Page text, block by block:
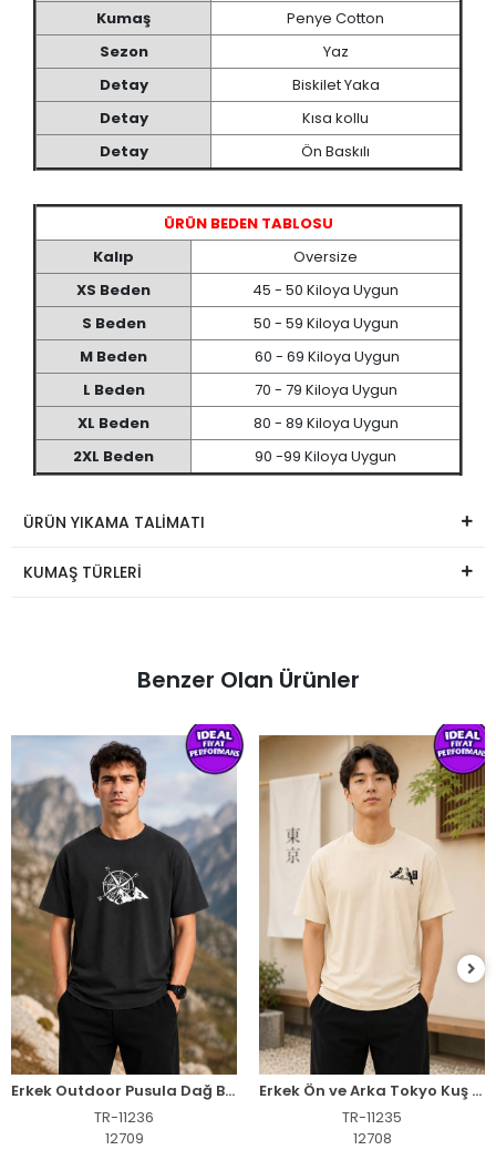
Kumaş
Penye Cotton
Sezon
Yaz
Detay
Biskilet Yaka
Detay
Kısa kollu
Detay
Ön Baskılı
ÜRÜN BEDEN TABLOSU
Kalıp
Oversize
XS Beden
45 - 50 Kiloya Uygun
S Beden
50 - 59 Kiloya Uygun
M Beden
60 - 69 Kiloya Uygun
L Beden
70 - 79 Kiloya Uygun
XL Beden
80 - 89 Kiloya Uygun
2XL Beden
90 -99 Kiloya Uygun
ÜRÜN YIKAMA TALİMATI
KUMAŞ TÜRLERİ
Benzer Olan Ürünler
Erkek Outdoor Pusula Dağ Baskılı Kısa Kollu Oversize T-Shirt - Siyah
TR-11236
12709
Erkek Ön ve Arka Tokyo Kuş Çiçek Baskılı Oversize T-Shirt - Ekru
TR-11235
12708